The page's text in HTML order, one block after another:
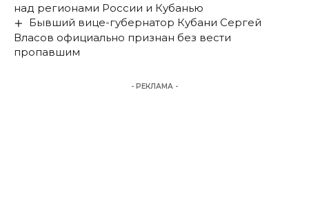
над регионами России и Кубанью
Бывший вице-губернатор Кубани Сергей
Власов официально признан без вести
пропавшим
- РЕКЛАМА -